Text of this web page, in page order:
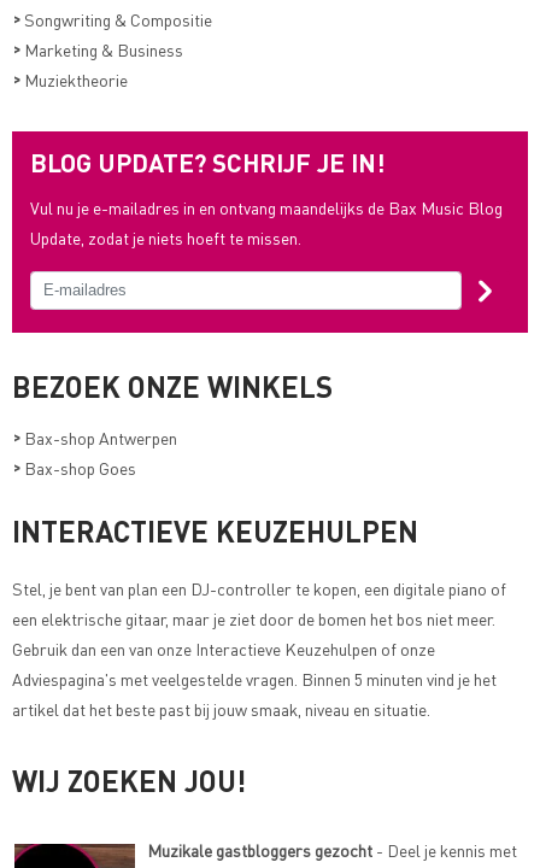
> Songwriting & Compositie
> Marketing & Business
> Muziektheorie
BLOG UPDATE? SCHRIJF JE IN!
Vul nu je e-mailadres in en ontvang maandelijks de Bax Music Blog
Update, zodat je niets hoeft te missen.
BEZOEK ONZE WINKELS
> Bax-shop Antwerpen
> Bax-shop Goes
INTERACTIEVE KEUZEHULPEN
Stel, je bent van plan een DJ-controller te kopen, een digitale piano of
een elektrische gitaar, maar je ziet door de bomen het bos niet meer.
Gebruik dan een van onze Interactieve Keuzehulpen of onze
Adviespagina's met veelgestelde vragen . Binnen 5 minuten vind je het
artikel dat het beste past bij jouw smaak, niveau en situatie.
WIJ ZOEKEN JOU!
Muzikale gastbloggers gezocht - Deel je kennis met